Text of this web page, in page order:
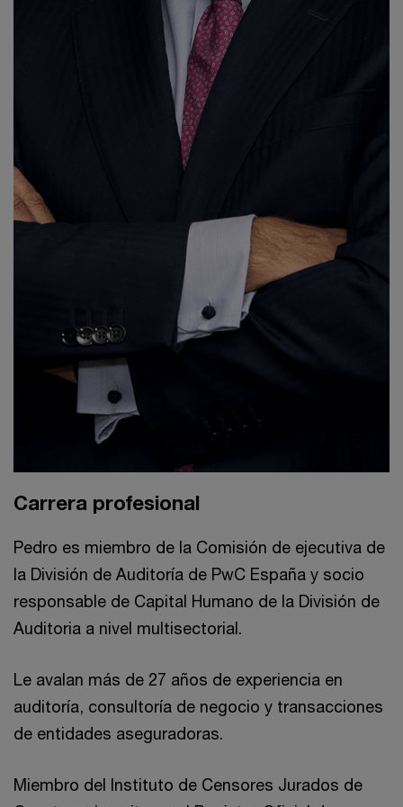
Carrera profesional
Pedro es miembro de la Comisión de ejecutiva de
la División de Auditoría de PwC España y socio
responsable de Capital Humano de la División de
Auditoria a nivel multisectorial.
Le avalan más de 27 años de experiencia en
auditoría, consultoría de negocio y transacciones
de entidades aseguradoras.
Miembro del Instituto de Censores Jurados de